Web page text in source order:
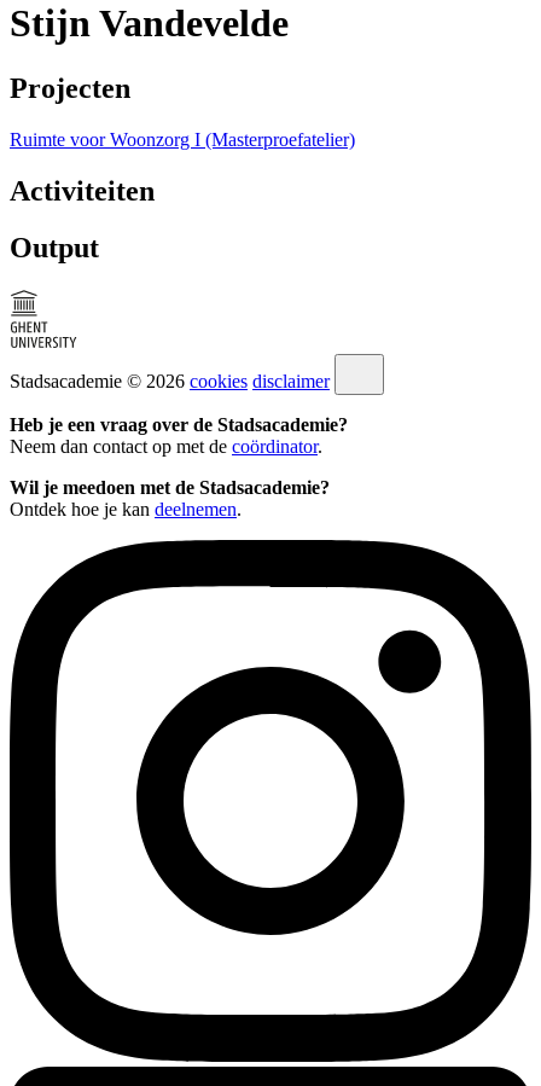
Stijn Vandevelde
Projecten
Ruimte voor Woonzorg I (Masterproefatelier)
Activiteiten
Output
Stadsacademie © 2026 cookies disclaimer
Heb je een vraag over de Stadsacademie?
Neem dan contact op met de coördinator.
Wil je meedoen met de Stadsacademie?
Ontdek hoe je kan deelnemen.